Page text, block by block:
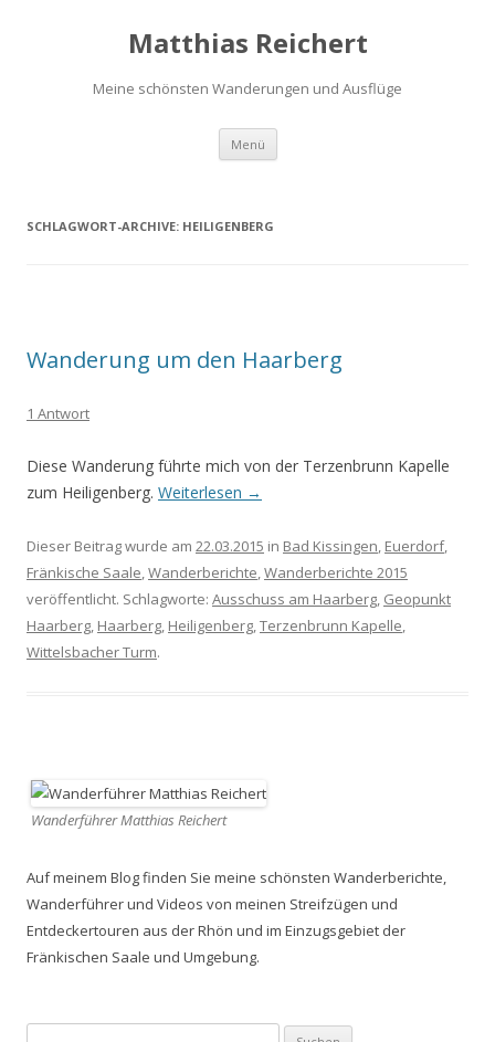
Matthias Reichert
Meine schönsten Wanderungen und Ausflüge
Menü Zum
springen
SCHLAGWORT-ARCHIVE: HEILIGENBERG
Wanderung um den Haarberg
1 Antwort
Diese Wanderung führte mich von der Terzenbrunn Kapelle
zum Heiligenberg. Weiterlesen →
Dieser Beitrag wurde am 22.03.2015 in Bad Kissingen, Euerdorf,
Fränkische Saale,Wanderberichte,Wanderberichte 2015
veröffentlicht. Schlagworte: Ausschuss am Haarberg, Geopunkt
Haarberg, Haarberg, Heiligenberg,Terzenbrunn Kapelle,
Wittelsbacher Turm.
Wanderführer Matthias Reichert
Auf meinem Blog finden Sie meine schönsten Wanderberichte,
Wanderführer und Videos von meinen Streifzügen und
Entdeckertouren aus der Rhön und im Einzugsgebiet der
Fränkischen Saale und Umgebung.